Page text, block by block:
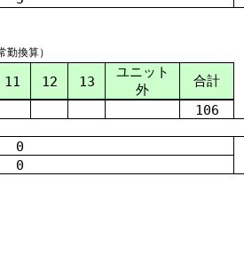
換算）
11 12 13
ユニット
合計
外
106
0
0